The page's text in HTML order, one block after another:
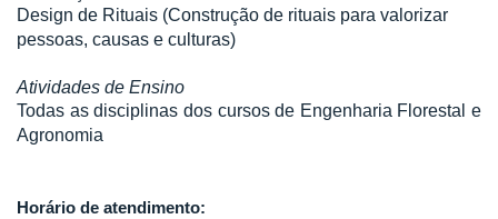
Design de Rituais (Construção de rituais para valorizar
pessoas, causas e culturas)
Atividades de Ensino
Todas as disciplinas dos cursos de Engenharia Florestal e
Agronomia
Horário de atendimento: